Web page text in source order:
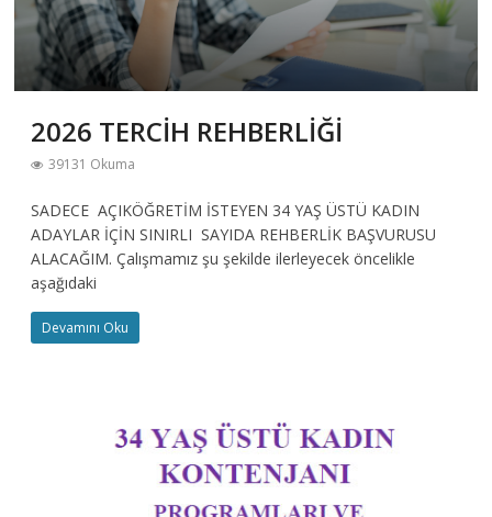
2026 TERCİH REHBERLİĞİ
39131 Okuma
SADECE AÇIKÖĞRETİM İSTEYEN 34 YAŞ ÜSTÜ KADIN
ADAYLAR İÇİN SINIRLI SAYIDA REHBERLİK BAŞVURUSU
ALACAĞIM. Çalışmamız şu şekilde ilerleyecek öncelikle
aşağıdaki
Devamını Oku